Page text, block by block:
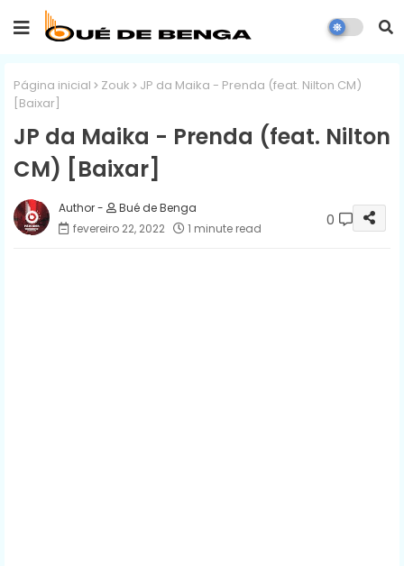
Página inicial Zouk
JP da Maika - Prenda (feat. Nilton CM)
[Baixar]
JP da Maika - Prenda (feat. Nilton
CM) [Baixar]
Bué de Benga
fevereiro 22, 2022
1 minute read 0